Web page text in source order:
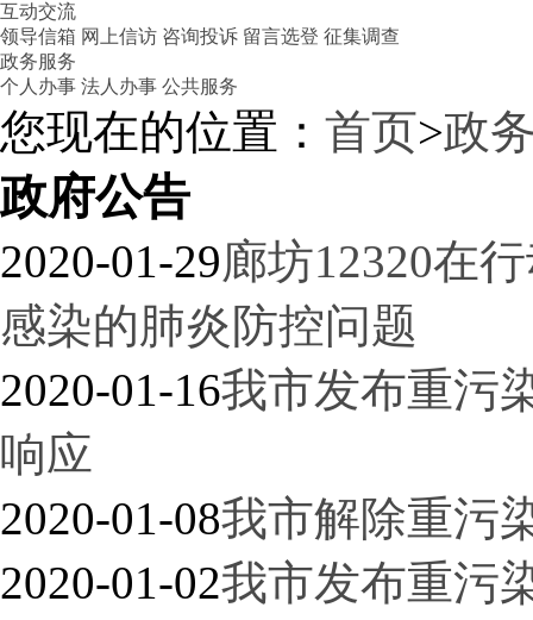
互动交流
领导信箱 网上信访 咨询投诉 留言选登 征集调查
政务服务
个人办事 法人办事 公共服务
您现在的位置： 首页>政
政府公告
2020-01-29廊坊12320在
感染的肺炎防控问题
2020-01-16我市发布重污
响应
2020-01-08我市解除重污
2020-01-02我市发布重污